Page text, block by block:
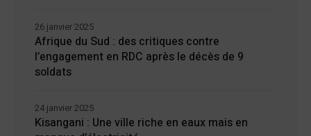
Afrique du Sud : des critiques contre
l’engagement en RDC après le décès de 9
soldats
26 janvier 2025
Kisangani : Une ville riche en eaux mais en
24 janvier 2025